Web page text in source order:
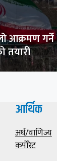
आक्रमण गर्ने
तयारी
आर्थिक
अर्थ/वाणिज्य
कर्पोरेट